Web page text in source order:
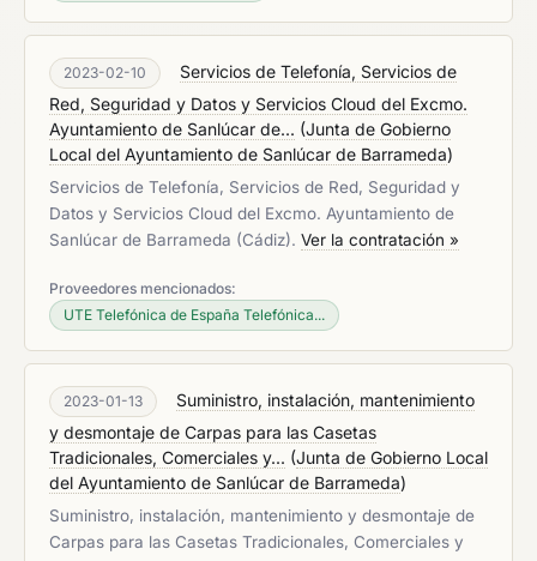
2023-02-10
Servicios de Telefonía, Servicios de
Red, Seguridad y Datos y Servicios Cloud del Excmo.
Ayuntamiento de Sanlúcar de... (Junta de Gobierno
Local del Ayuntamiento de Sanlúcar de Barrameda)
Servicios de Telefonía, Servicios de Red, Seguridad y
Datos y Servicios Cloud del Excmo. Ayuntamiento de
Sanlúcar de Barrameda (Cádiz). Ver la contratación »
Proveedores mencionados:
UTE Telefónica de España Telefónica...
2023-01-13
Suministro, instalación, mantenimiento
y desmontaje de Carpas para las Casetas
Tradicionales, Comerciales y... (Junta de Gobierno Local
del Ayuntamiento de Sanlúcar de Barrameda)
Suministro, instalación, mantenimiento y desmontaje de
Carpas para las Casetas Tradicionales, Comerciales y